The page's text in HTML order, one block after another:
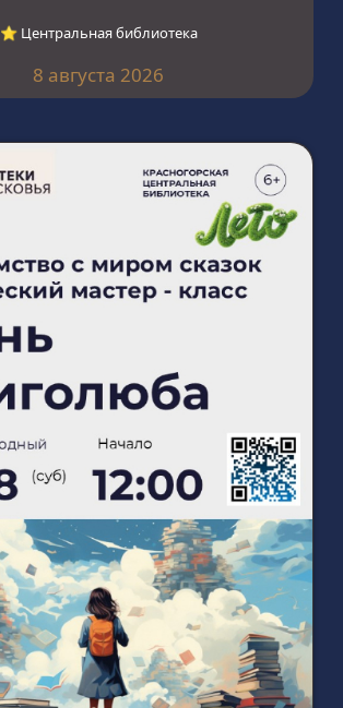
⭐︎ Центральная библиотека
8 августа 2026